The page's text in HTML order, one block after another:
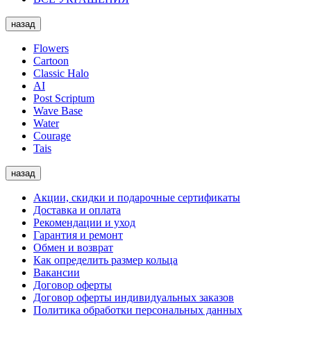
назад
Flowers
Cartoon
Classic Halo
AI
Post Scriptum
Wave Base
Water
Courage
Tais
назад
Акции, скидки и подарочные сертификаты
Доставка и оплата
Рекомендации и уход
Гарантия и ремонт
Обмен и возврат
Как определить размер кольца
Вакансии
Договор оферты
Договор оферты индивидуальных заказов
Политика обработки персональных данных